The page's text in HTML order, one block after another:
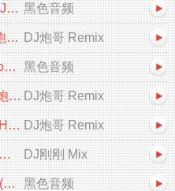
励明 - 你从来没有爱过我 (DJ阿贵 ProgHouse Remix 2026) 黑色音频
卡带森林 - 心碎的放手 (DJ炮哥 ProgHouse Remix 2026) DJ炮哥 Remix
童珺 - 黄昏恋人 (DJ阿帆 ProgHouse Remix 2026) 粤语 黑色音频
张碧晨 & 王赫野 - 舍得 (DJ炮哥 ProgHouse Remix 2026) DJ炮哥 Remix
易欣 - 那一天 (DJ炮哥 ProgHouse Remix 2026) DJ炮哥 Remix
我曾像傻子一样爱你♪中文跳舞大碟V2》DJ刚刚 Mix DJ刚刚 Mix
老板 - 我曾像傻子一样爱你 (DJ阿贵 ProgHouse 2026 Remix) 黑色音频